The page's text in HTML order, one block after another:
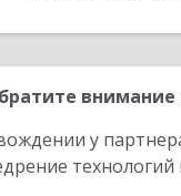
внимание
у